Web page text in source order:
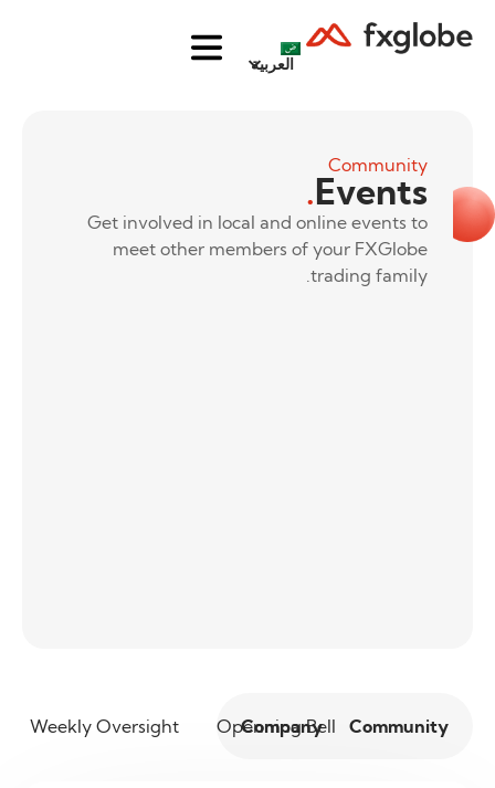
العربية
Community
Events
.
Get involved in local and online events to
meet other members of your FXGlobe
trading family.
Community
Company
Openning Bell
Weekly Oversight